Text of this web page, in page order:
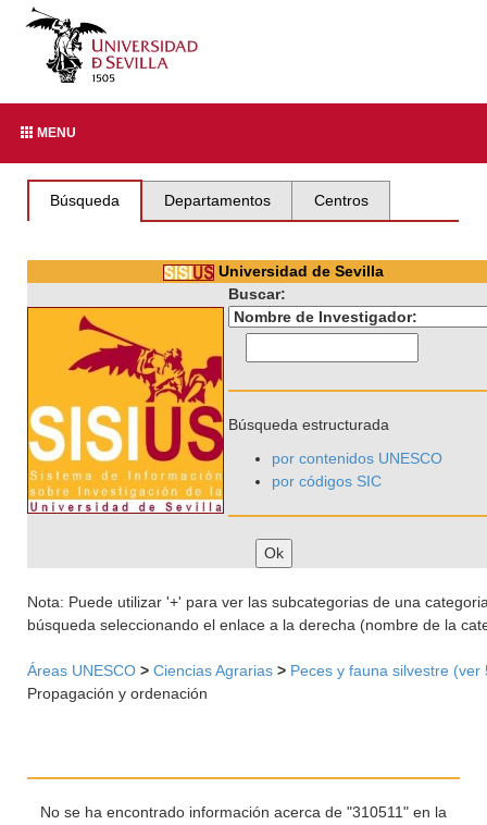
MENU
Búsqueda Departamentos Centros
Universidad de Sevilla
Buscar:
Búsqueda estructurada
por contenidos UNESCO
por códigos SIC
Nota: Puede utilizar '+' para ver las subcategorias de una
búsqueda seleccionando el enlace a la derecha (nombre de la
Áreas UNESCO > Ciencias Agrarias > Peces y fauna silvestre (ver
Propagación y ordenación
No se ha encontrado información acerca de "310511" en la